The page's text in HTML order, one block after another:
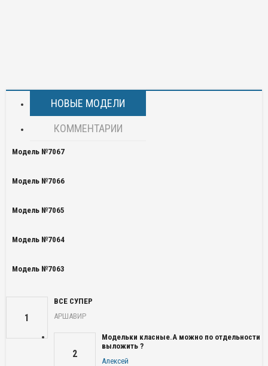
НОВЫЕ МОДЕЛИ
КОММЕНТАРИИ
Модель №7067
Модель №7066
Модель №7065
Модель №7064
Модель №7063
1
ВСЕ СУПЕР
АРШАВИР
2
Модельки класные.А можно по отдельности
выложить ?
Алексей